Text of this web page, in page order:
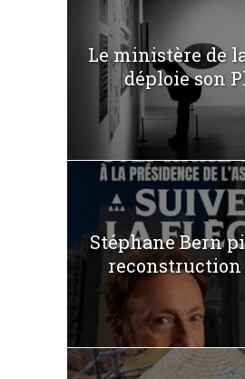
Le ministère de
déploie son
Stéphane Bern
reconstruction